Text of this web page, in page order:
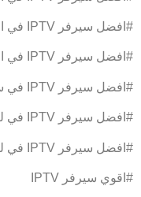
#افضل سيرفر IPTV في الخليج
#افضل سيرفر IPTV في الأردن
#افضل سيرفر IPTV في سلطنة عمان
#افضل سيرفر IPTV في ليبيا
#افضل سيرفر IPTV في لبنان
#اقوي سيرفر IPTV